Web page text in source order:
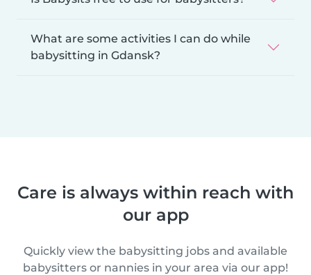
What are some activities I can do while
babysitting in Gdansk?
Care is always within reach with
our app
Quickly view the babysitting jobs and available
babysitters or nannies in your area via our app!